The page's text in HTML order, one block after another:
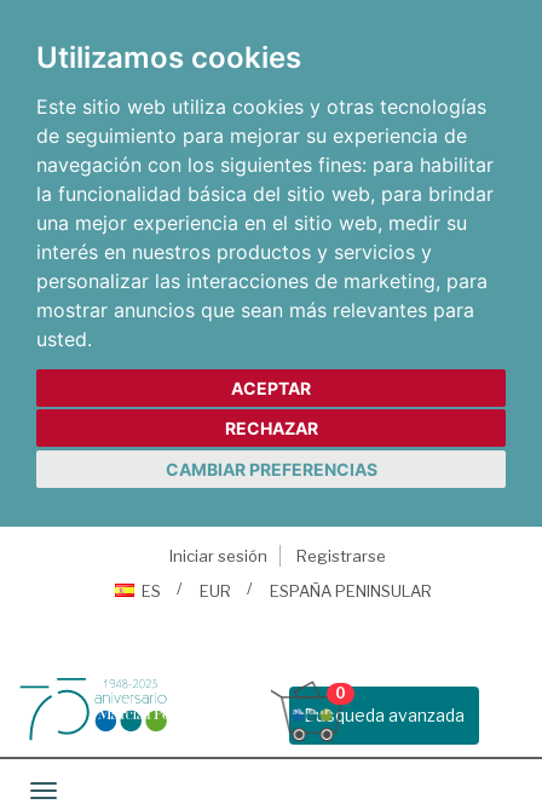
Utilizamos cookies
Este sitio web utiliza cookies y otras tecnologías
de seguimiento para mejorar su experiencia de
navegación con los siguientes fines: para habilitar
la funcionalidad básica del sitio web, para brindar
una mejor experiencia en el sitio web, medir su
interés en nuestros productos y servicios y
personalizar las interacciones de marketing, para
mostrar anuncios que sean más relevantes para
usted.
ACEPTAR
RECHAZAR
CAMBIAR PREFERENCIAS
Iniciar sesión
Registrarse
ES
EUR ESPAÑA PENINSULAR
Busqueda avanzada
0
Toggle navigation